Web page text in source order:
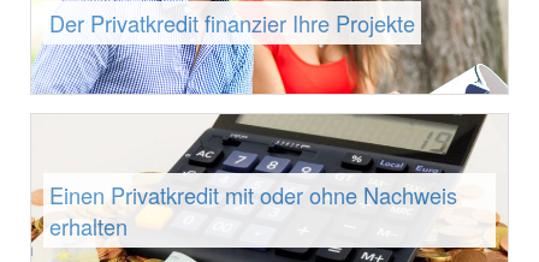
Der Privatkredit finanzier Ihre Projekte
Einen Privatkredit mit oder ohne Nachweis
erhalten